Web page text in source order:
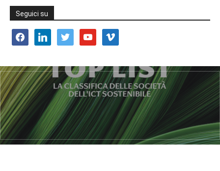
Seguici su
facebooklinkedin twitter youtube vimeo